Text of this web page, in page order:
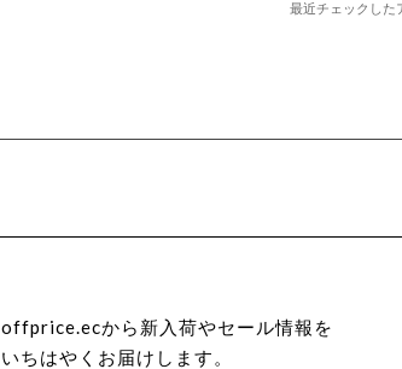
最近チェックした
offprice.ecから新入荷やセール情報を
いちはやくお届けします。